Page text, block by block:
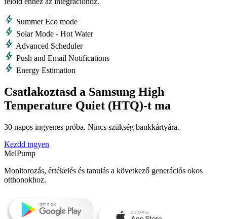
bolt Summer Eco mode
bolt Solar Mode - Hot Water
bolt Advanced Scheduler
bolt Push and Email Notifications
bolt Energy Estimation
Csatlakoztasd a Samsung High
Temperature Quiet (HTQ)-t ma
30 napos ingyenes próba. Nincs szükség bankkártyára.
Kezdd ingyen
MelPump
Monitorozás, értékelés és tanulás a következő generációs okos
otthonokhoz.